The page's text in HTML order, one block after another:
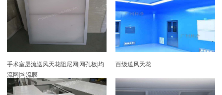
手术室层流送风天花阻尼网|网孔板|均
流网|均流膜
百级送风天花